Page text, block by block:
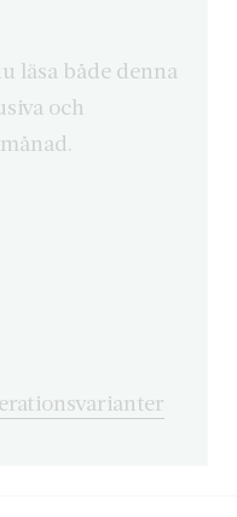
läsa både denna
och